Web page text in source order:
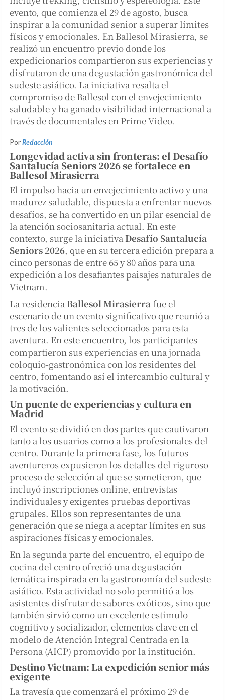
evento, que comienza el 29 de agosto, busca
inspirar a la comunidad senior a superar límites
físicos y emocionales. En Ballesol Mirasierra, se
realizó un encuentro previo donde los
expedicionarios compartieron sus experiencias y
disfrutaron de una degustación gastronómica del
sudeste asiático. La iniciativa resalta el
compromiso de Ballesol con el envejecimiento
saludable y ha ganado visibilidad internacional a
través de documentales en Prime Video.
PorRedacción
Longevidad activa sin fronteras: el Desafío
Santalucía Seniors 2026 se fortalece en
Ballesol Mirasierra
El impulso hacia un envejecimiento activo y una
madurez saludable, dispuesta a enfrentar nuevos
desafíos, se ha convertido en un pilar esencial de
la atención sociosanitaria actual. En este
contexto, surge la iniciativa Desafío Santalucía
Seniors 2026, que en su tercera edición prepara a
cinco personas de entre 65 y 80 años para una
expedición a los desafiantes paisajes naturales de
Vietnam.
La residencia Ballesol Mirasierra fue el
escenario de un evento significativo que reunió a
tres de los valientes seleccionados para esta
aventura. En este encuentro, los participantes
compartieron sus experiencias en una jornada
coloquio-gastronómica con los residentes del
centro, fomentando así el intercambio cultural y
la motivación.
Un puente de experiencias y cultura en
Madrid
El evento se dividió en dos partes que cautivaron
tanto a los usuarios como a los profesionales del
centro. Durante la primera fase, los futuros
aventureros expusieron los detalles del riguroso
proceso de selección al que se sometieron, que
incluyó inscripciones online, entrevistas
individuales y exigentes pruebas deportivas
grupales. Ellos son representantes de una
generación que se niega a aceptar límites en sus
aspiraciones físicas y emocionales.
En la segunda parte del encuentro, el equipo de
cocina del centro ofreció una degustación
temática inspirada en la gastronomía del sudeste
asiático. Esta actividad no solo permitió a los
asistentes disfrutar de sabores exóticos, sino que
también sirvió como un excelente estímulo
cognitivo y socializador, elementos clave en el
modelo de Atención Integral Centrada en la
Persona (AICP) promovido por la institución.
Destino Vietnam: La expedición senior más
exigente
La travesía que comenzará el próximo 29 de